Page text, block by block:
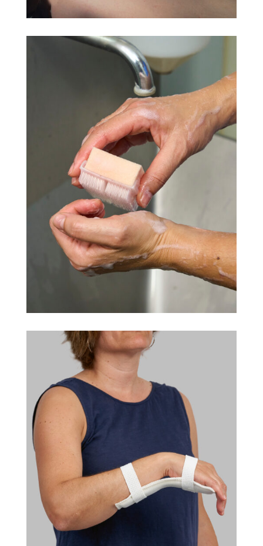
Soins infirmiers